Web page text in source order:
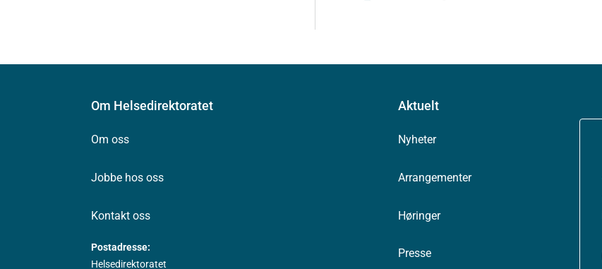
Om Helsedirektoratet
Om oss
Jobbe hos oss
Kontakt oss
Postadresse:
Helsedirektoratet
Aktuelt
Nyheter
Arrangementer
Høringer
Presse